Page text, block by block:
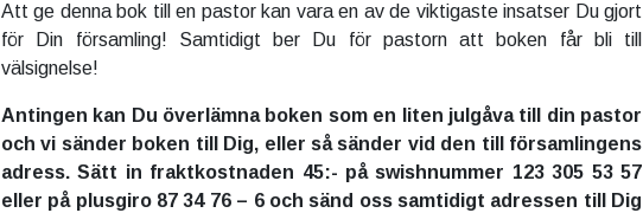
Att ge denna bok till en pastor kan vara en av de viktigaste insatser Du gjort
för Din församling! Samtidigt ber Du för pastorn att boken får bli till
välsignelse!
Antingen kan Du överlämna boken som en liten julgåva till din pastor
och vi sänder boken till Dig, eller så sänder vid den till församlingens
adress. Sätt in fraktkostnaden 45:- på swishnummer 123 305 53 57
eller på plusgiro 87 34 76 – 6 och sänd oss samtidigt adressen till Dig